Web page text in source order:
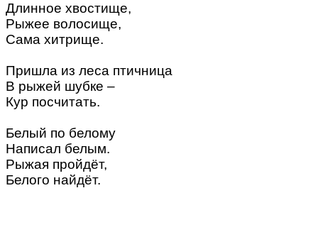
Длинное хвостище,
Рыжее волосище,
Сама хитрище.
Пришла из леса птичница
В рыжей шубке –
Кур посчитать.
Белый по белому
Написал белым.
Рыжая пройдёт,
Белого найдёт.